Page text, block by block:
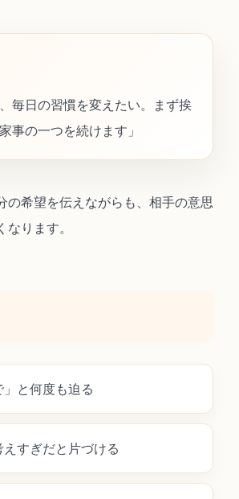
毎日の習慣を変えたい。まず挨
事の一つを続けます」
の希望を伝えながらも、相手の意思
ります。
」と何度も迫る
すぎだと片づける